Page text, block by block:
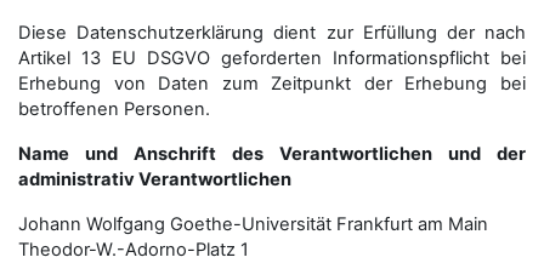
Diese Datenschutzerklärung dient zur Erfüllung der nach
Artikel 13 EU DSGVO geforderten Informationspflicht bei
Erhebung von Daten zum Zeitpunkt der Erhebung bei
betroffenen Personen.
Name und Anschrift des Verantwortlichen und der
administrativ Verantwortlichen
Johann Wolfgang Goethe-Universität Frankfurt am Main
Theodor-W.-Adorno-Platz 1